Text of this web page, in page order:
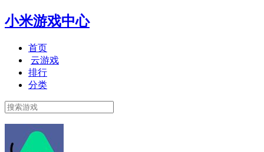
小米游戏中心
首页
云游戏
排行
分类